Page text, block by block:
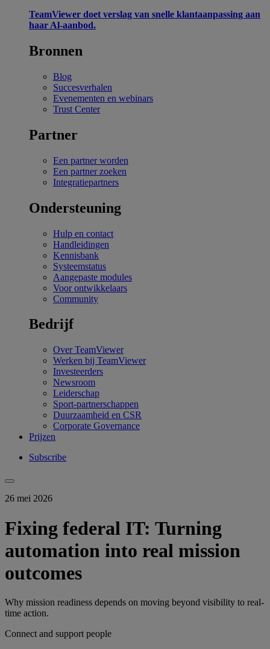
TeamViewer doet verslag van snelle klantaanpassing aan
haar Al-aanbod.
Bronnen
Blog
Succesverhalen
Evenementen en webinars
Trust Center
Partner
Een partner worden
Een partner zoeken
Integratiepartners
Ondersteuning
Hulp en contact
Handleidingen
Kennisbank
Systeemstatus
Aangepaste modules
Voor ontwikkelaars
Community
Bedrijf
Over TeamViewer
Werken bij TeamViewer
Investeerders
Newsroom
Leiderschap
Sport-partnerschappen
Duurzaamheid en CSR
Corporate Governance
Prijzen
Subscribe
26 mei 2026
Fixing federal IT: Turning
automation into real mission
outcomes
Why mission readiness depends on moving beyond visibility to real-
time action.
Connect and support people